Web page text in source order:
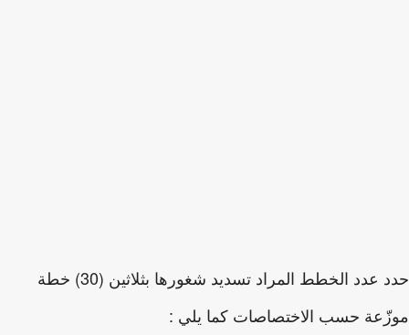
حدد عدد الخطط المراد تسديد شغورها بثلاثين (30) خطة
حسب الاختصاصات كما يلي :